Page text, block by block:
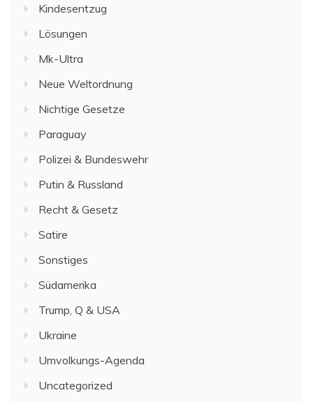
Kindesentzug
Lösungen
Mk-Ultra
Neue Weltordnung
Nichtige Gesetze
Paraguay
Polizei & Bundeswehr
Putin & Russland
Recht & Gesetz
Satire
Sonstiges
Südamerika
Trump, Q & USA
Ukraine
Umvolkungs-Agenda
Uncategorized